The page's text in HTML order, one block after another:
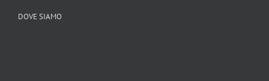
DOVE SIAMO